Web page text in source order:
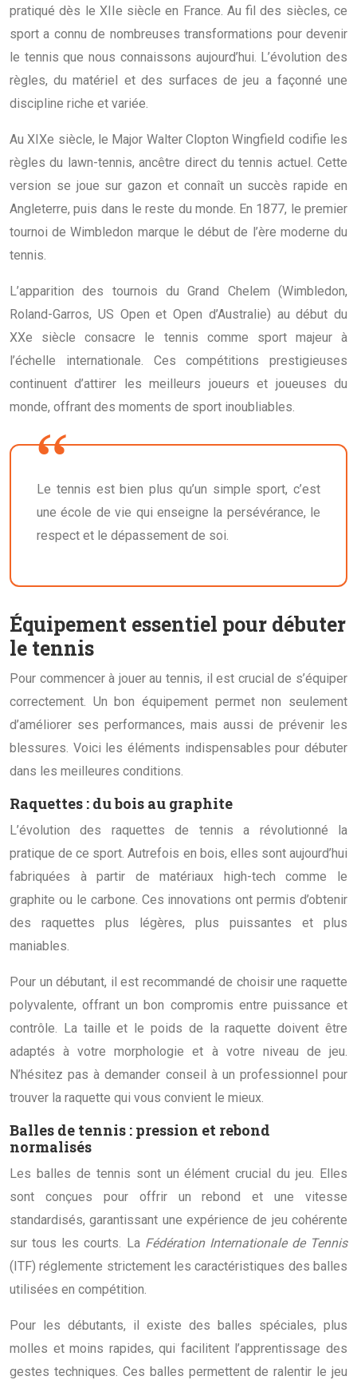
pratiqué dès le XIIe siècle en France. Au fil des siècles, ce
sport a connu de nombreuses transformations pour devenir
le tennis que nous connaissons aujourd’hui. L’évolution des
règles, du matériel et des surfaces de jeu a façonné une
discipline riche et variée.
Au XIXe siècle, le Major Walter Clopton Wingfield codifie les
règles du lawn-tennis, ancêtre direct du tennis actuel. Cette
version se joue sur gazon et connaît un succès rapide en
Angleterre, puis dans le reste du monde. En 1877, le premier
tournoi de Wimbledon marque le début de l’ère moderne du
tennis.
L’apparition des tournois du Grand Chelem (Wimbledon,
Roland-Garros, US Open et Open d’Australie) au début du
XXe siècle consacre le tennis comme sport majeur à
l’échelle internationale. Ces compétitions prestigieuses
continuent d’attirer les meilleurs joueurs et joueuses du
monde, offrant des moments de sport inoubliables.
Le tennis est bien plus qu’un simple sport, c’est
une école de vie qui enseigne la persévérance, le
respect et le dépassement de soi.
Équipement essentiel pour débuter
le tennis
Pour commencer à jouer au tennis, il est crucial de s’équiper
correctement. Un bon équipement permet non seulement
d’améliorer ses performances, mais aussi de prévenir les
blessures. Voici les éléments indispensables pour débuter
dans les meilleures conditions.
Raquettes : du bois au graphite
L’évolution des raquettes de tennis a révolutionné la
pratique de ce sport. Autrefois en bois, elles sont aujourd’hui
fabriquées à partir de matériaux high-tech comme le
graphite ou le carbone. Ces innovations ont permis d’obtenir
des raquettes plus légères, plus puissantes et plus
maniables.
Pour un débutant, il est recommandé de choisir une raquette
polyvalente, offrant un bon compromis entre puissance et
contrôle. La taille et le poids de la raquette doivent être
adaptés à votre morphologie et à votre niveau de jeu.
N’hésitez pas à demander conseil à un professionnel pour
trouver la raquette qui vous convient le mieux.
Balles de tennis : pression et rebond
normalisés
Les balles de tennis sont un élément crucial du jeu. Elles
sont conçues pour offrir un rebond et une vitesse
standardisés, garantissant une expérience de jeu cohérente
sur tous les courts. La Fédération Internationale de Tennis
(ITF) réglemente strictement les caractéristiques des balles
utilisées en compétition.
Pour les débutants, il existe des balles spéciales, plus
molles et moins rapides, qui facilitent l’apprentissage des
gestes techniques. Ces balles permettent de ralentir le jeu